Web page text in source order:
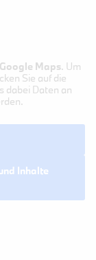
Google Maps. Um
Sie auf die
dabei Daten an
Inhalte